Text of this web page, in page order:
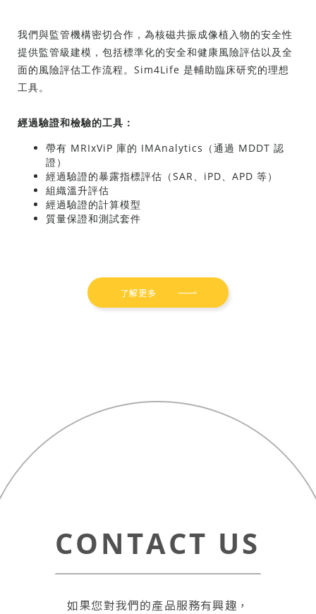
尋找學習中心資源
我們與監管機構密切合作，為核磁共振成像植入物的安全性
提供監管級建模，包括標準化的安全和健康風險評估以及全
面的風險評估工作流程。Sim4Life 是輔助臨床研究的理想
工具。
經過驗證和檢驗的工具：
帶有 MRIxViP 庫的 IMAnalytics（通過 MDDT 認
證）
經過驗證的暴露指標評估（SAR、iPD、APD 等）
組織溫升評估
經過驗證的計算模型
質量保證和測試套件
了解更多
CONTACT US
如果您對我們的產品服務有興趣，